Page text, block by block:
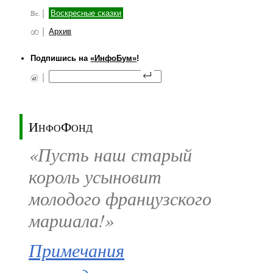
Воскресные сказки
Архив
Подпишись на«ИнфоБум»!
ИнфоФонд
«Пусть наш старый
король усыновит
молодого французского
маршала!»
Примечания